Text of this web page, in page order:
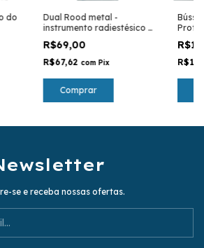
do
Dual Rood metal -
instrumento radiestésico -
R$69,00
R$67,62 com Pix
Comprar
caça,
se e receba nossas ofertas.